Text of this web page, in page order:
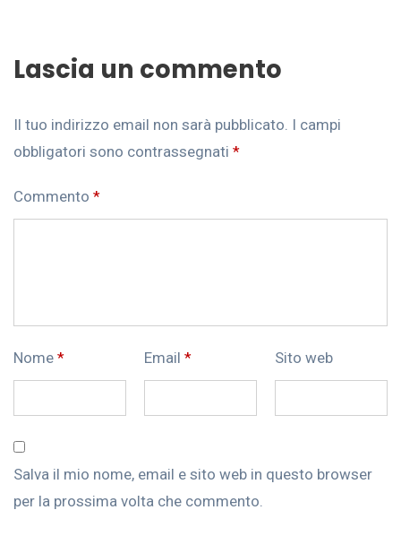
Lascia un commento
Il tuo indirizzo email non sarà pubblicato. I campi
obbligatori sono contrassegnati *
Commento *
Nome * Email * Sito web
Salva il mio nome, email e sito web in questo browser
per la prossima volta che commento.